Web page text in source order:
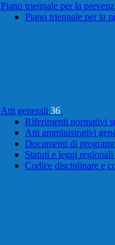
Piano triennale per la
Piano triennale per la
Atti generali 36
Riferimenti normativi
Atti amministrativi
Documenti di
Statuti e leggi regionali
Codice disciplinare e